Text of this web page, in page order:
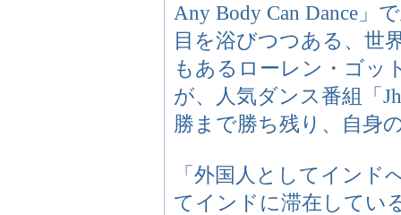
Any Body Can Dance」
目を浴びつつある、世
もあるローレン・ゴッ
が、人気ダンス番組「
勝まで勝ち残り、自身
「外国人としてイン
てインドに滞在してい